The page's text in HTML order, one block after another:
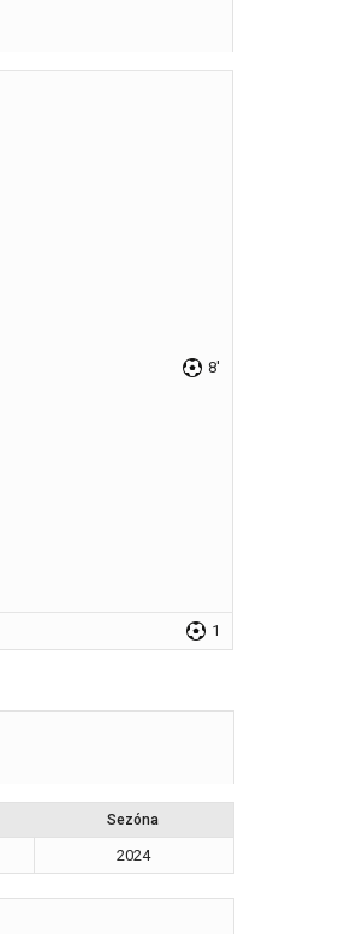
8'
1
Sezóna
2024